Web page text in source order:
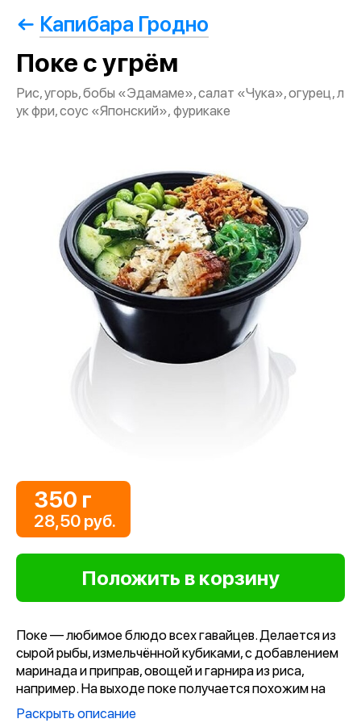
Капибара Гродно
Поке с угрём
Рис, угорь, бобы «Эдамаме», салат «Чука», огурец, л
ук фри, соус «Японский», фурикаке
350 г
28,50 руб.
Поке — любимое блюдо всех гавайцев. Делается из
сырой рыбы, измельчённой кубиками, с добавлением
маринада и приправ, овощей и гарнира из риса,
например. На выходе поке получается похожим на
салат — идеальная закуска и в то же время вполне
Раскрыть описание